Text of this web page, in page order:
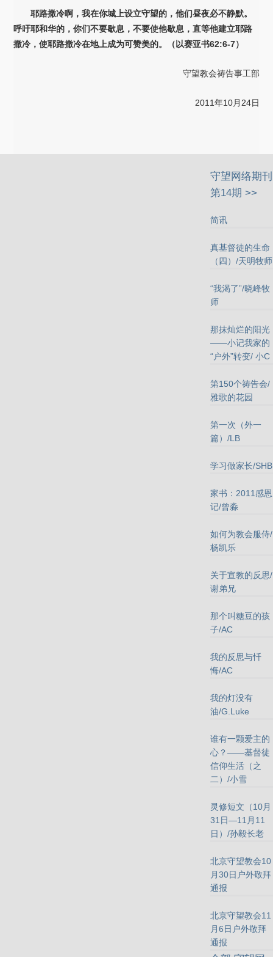
耶路撒冷啊，我在你城上设立守望的，他们昼夜必不静默。
呼吁耶和华的，你们不要歇息，不要使他歇息，直等他建立耶路
撒冷，使耶路撒冷在地上成为可赞美的。（以赛亚书62:6-7）
守望教会祷告事工部
2011年10月24日
守望网络期刊
第14期 >>
简讯
真基督徒的生命
（四）/天明牧师
“我渴了”/晓峰牧
师
那抹灿烂的阳光
——小记我家的
“户外”转变/ 小C
第150个祷告会/
雅歌的花园
第一次（外一
篇）/LB
学习做家长/SHB
家书：2011感恩
记/曾淼
如何为教会服侍/
杨凯乐
关于宣教的反思/
谢弟兄
那个叫糖豆的孩
子/AC
我的反思与忏
悔/AC
我的灯没有
油/G.Luke
谁有一颗爱主的
心？——基督徒
信仰生活（之
二）/小雪
灵修短文（10月
31日—11月11
日）/孙毅长老
北京守望教会10
月30日户外敬拜
通报
北京守望教会11
月6日户外敬拜
通报